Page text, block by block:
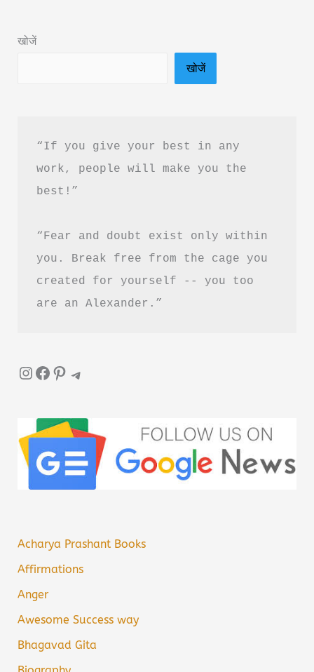
&
खोजें
खोजें
“If you give your best in any
work, people will make you the
best!”
“Fear and doubt exist only within
you. Break free from the cage you
created for yourself -- you too
are an Alexander.”
InstagramFacebook Pinterest Telegram
Acharya Prashant Books
Affirmations
Anger
Awesome Success way
Bhagavad Gita